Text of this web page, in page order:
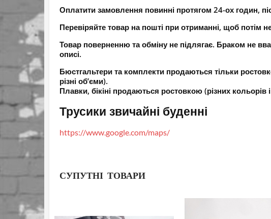
Оплатити замовлення повинні протягом 24-ох годин,
Перевіряйте товар на пошті при отриманні, щоб потім
Товар поверненню та обміну не підлягає. Браком не
описі.
Бюстгальтери та комплекти продаються тільки
різні об’єми).
Плавки, бікіні продаються ростовкою (різних кольорів і
Трусики звичайні буденні
https://www.google.com/maps/
СУПУТНІ ТОВАРИ